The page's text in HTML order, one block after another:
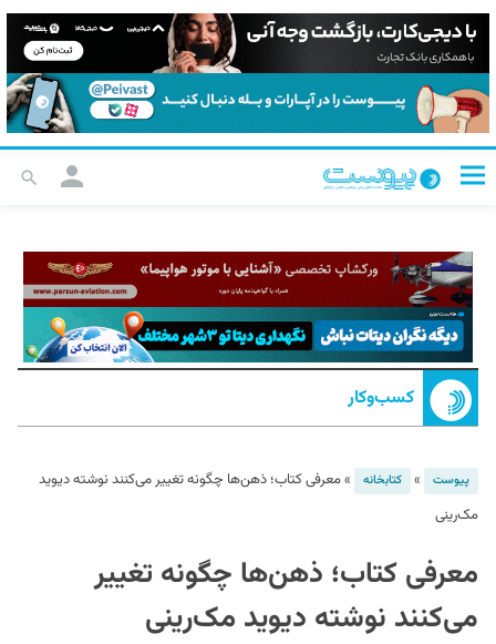
کسب‌و‌کار
پیوست » کتابخانه »معرفی کتاب؛ ذهن‌ها چگونه تغییر می‌کنند نوشته دیوید
مک‌رینی
معرفی کتاب؛ ذهن‌ها چگونه تغییر
می‌کنند نوشته دیوید مک‌رینی